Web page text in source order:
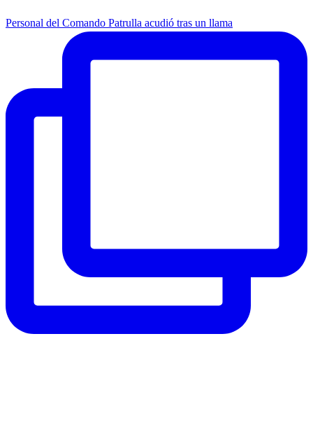
Personal del Comando Patrulla acudió tras un llama